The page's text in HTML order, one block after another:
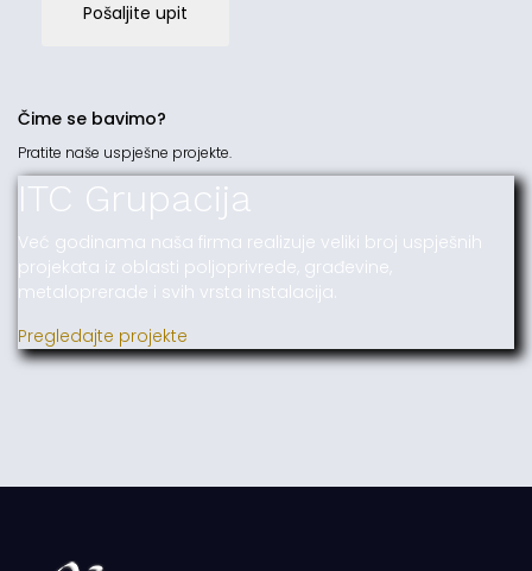
Pošaljite upit
Čime se bavimo?
Pratite naše uspješne projekte.
ITC Grupacija
Već godinama naša firma realizuje veliki broj uspješnih
projekata iz oblasti poljoprivrede, građevine,
metaloprerade i svih vrsta instalacija.
Pregledajte projekte